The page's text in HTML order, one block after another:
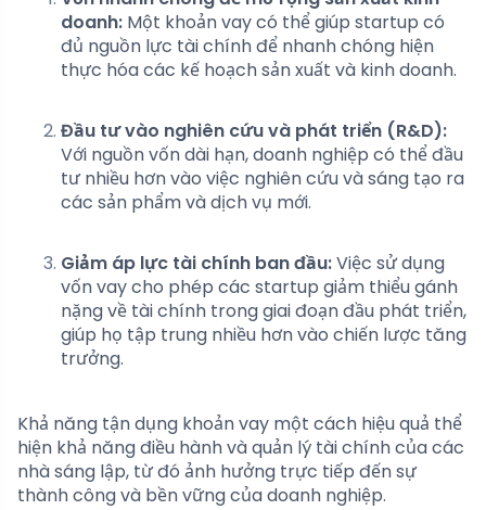
doanh: Một khoản vay có thể giúp startup có
đủ nguồn lực tài chính để nhanh chóng hiện
thực hóa các kế hoạch sản xuất và kinh doanh.
Đầu tư vào nghiên cứu và phát triển (R&D):
Với nguồn vốn dài hạn, doanh nghiệp có thể đầu
tư nhiều hơn vào việc nghiên cứu và sáng tạo ra
các sản phẩm và dịch vụ mới.
Giảm áp lực tài chính ban đầu:Việc sử dụng
vốn vay cho phép các startup giảm thiểu gánh
nặng về tài chính trong giai đoạn đầu phát triển,
giúp họ tập trung nhiều hơn vào chiến lược tăng
trưởng.
Khả năng tận dụng khoản vay một cách hiệu quả thể
hiện khả năng điều hành và quản lý tài chính của các
nhà sáng lập, từ đó ảnh hưởng trực tiếp đến sự
thành công và bền vững của doanh nghiệp.